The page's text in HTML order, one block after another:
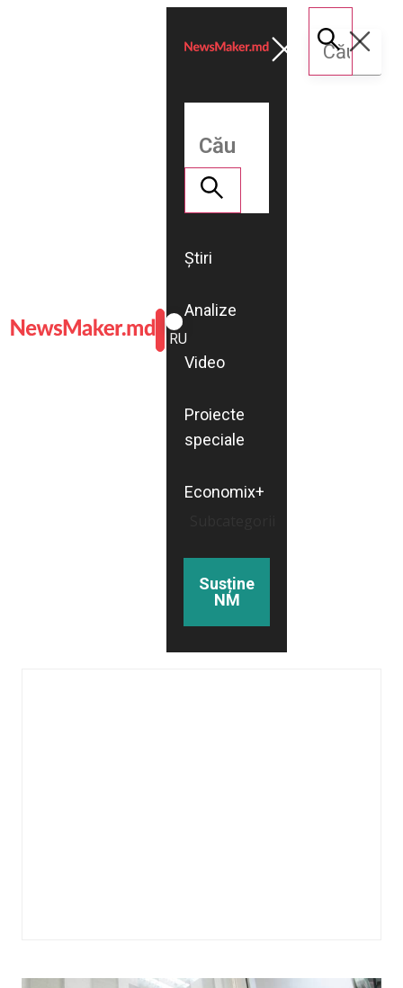
ROMÂNĂ
RU
Știri
Analize
Video
Proiecte
speciale
Economix+
Susține
NM